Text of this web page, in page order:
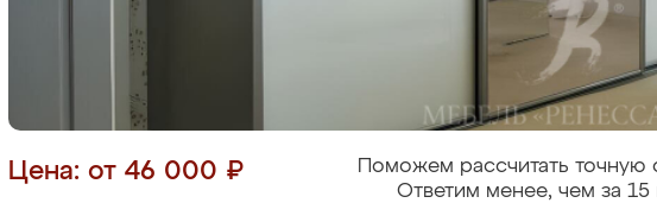
Цена: от 46 000 ₽
Поможем рассчитать точную
Ответим менее, чем за 15